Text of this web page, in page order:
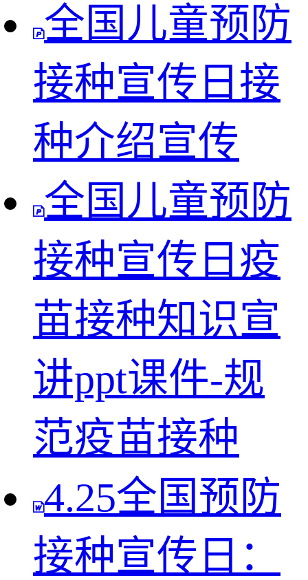
全国儿童预防
接种宣传日接
种介绍宣传
全国儿童预防
接种宣传日疫
苗接种知识宣
讲ppt课件-规
范疫苗接种
4.25全国预防
接种宣传日：